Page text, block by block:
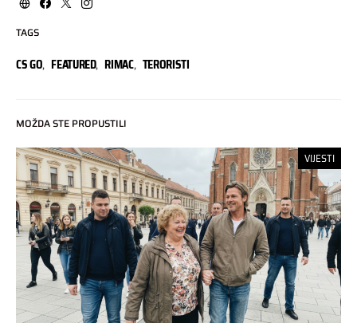
TAGS
CS GO, FEATURED, RIMAC, TERORISTI
MOŽDA STE PROPUSTILI
VIJESTI